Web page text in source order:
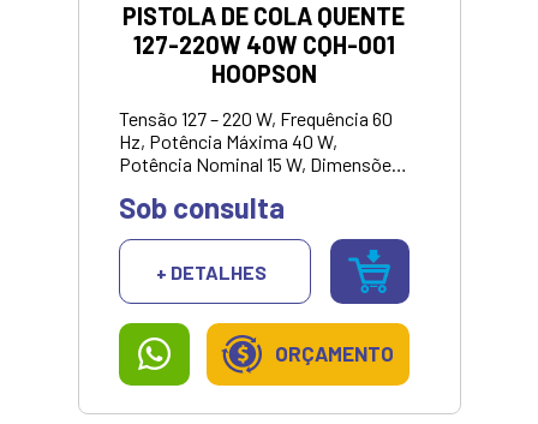
PISTOLA DE COLA QUENTE
127-220W 40W CQH-001
HOOPSON
Tensão 127 – 220 W, Frequência 60
Hz, Potência Máxima 40 W,
Potência Nominal 15 W, Dimensões:
(11mm).<br> <strong>VALOR
PIX/DINHEIRO</strong>
Sob consulta
+ DETALHES
ORÇAMENTO